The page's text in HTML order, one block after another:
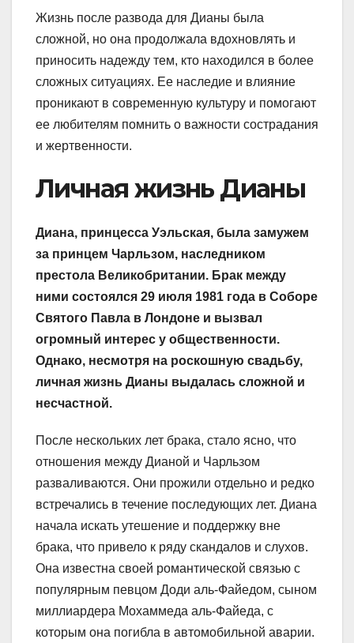
Жизнь после развода для Дианы была
сложной, но она продолжала вдохновлять и
приносить надежду тем, кто находился в более
сложных ситуациях. Ее наследие и влияние
проникают в современную культуру и помогают
ее любителям помнить о важности сострадания
и жертвенности.
Личная жизнь Дианы
Диана, принцесса Уэльская, была замужем
за принцем Чарльзом, наследником
престола Великобритании. Брак между
ними состоялся 29 июля 1981 года в Соборе
Святого Павла в Лондоне и вызвал
огромный интерес у общественности.
Однако, несмотря на роскошную свадьбу,
личная жизнь Дианы выдалась сложной и
несчастной.
После нескольких лет брака, стало ясно, что
отношения между Дианой и Чарльзом
разваливаются. Они прожили отдельно и редко
встречались в течение последующих лет. Диана
начала искать утешение и поддержку вне
брака, что привело к ряду скандалов и слухов.
Она известна своей романтической связью с
популярным певцом Доди аль-Файедом, сыном
миллиардера Мохаммеда аль-Файеда, с
которым она погибла в автомобильной аварии.